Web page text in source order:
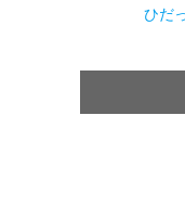
ひだ